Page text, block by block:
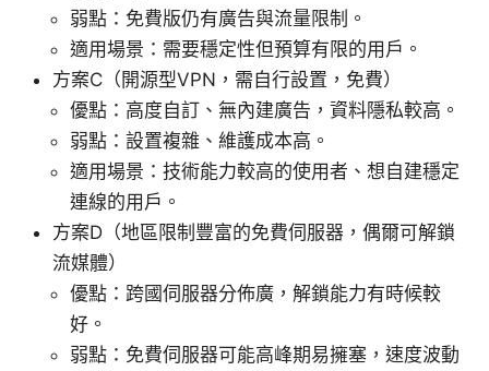
弱點：免費版仍有廣告與流量限制。
適用場景：需要穩定性但預算有限的用戶。
方案C（開源型VPN，需自行設置，免費）
優點：高度自訂、無內建廣告，資料隱私較高。
弱點：設置複雜、維護成本高。
適用場景：技術能力較高的使用者、想自建穩定
連線的用戶。
方案D（地區限制豐富的免費伺服器，偶爾可解鎖
流媒體）
優點：跨國伺服器分佈廣，解鎖能力有時候較
好。
弱點：免費伺服器可能高峰期易擁塞，速度波動